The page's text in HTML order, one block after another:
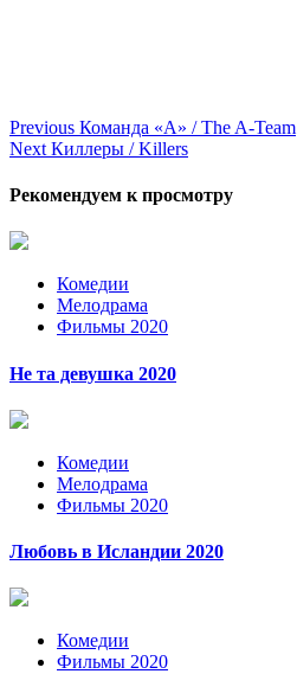
Continue
Reading
Previous Команда «А» / The A-Team
Next Киллеры / Killers
Рекомендуем к просмотру
Комедии
Мелодрама
Фильмы 2020
Не та девушка 2020
Комедии
Мелодрама
Фильмы 2020
Любовь в Исландии 2020
Комедии
Фильмы 2020